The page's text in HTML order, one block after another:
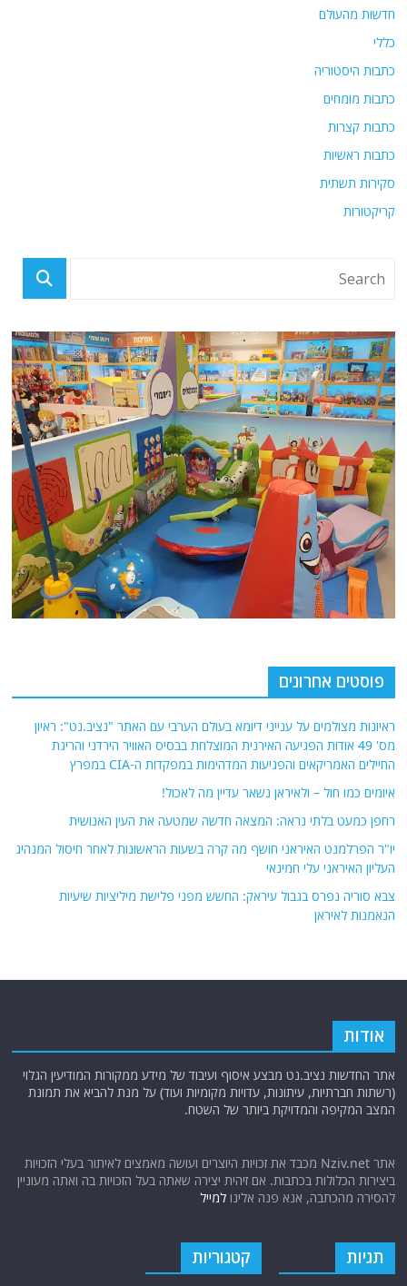
חדשות מהעולם
כללי
כתבות היסטוריה
כתבות מומחים
כתבות קצרות
כתבות ראשיות
סקירות תשתית
קריקטורות
פוסטים אחרונים
ראיונות מצולמים על ענייני דיומא בעולם הערבי עם האתר "נציב.נט": ראיון
מס' 49 אודות הפגיעה האירנית המוצלחת בבסיס האוויר הירדני והריגת
החיילים האמריקאים והפגיעות המדהימות במפקדות ה-CIA במפרץ
איומים כמו חול – ולאיראן נשאר עדיין מה לאכול!
רחפן כמעט בלתי נראה: המצאה חדשה שמטעה את העין האנושית
יו"ר הפרלמנט האיראני חושף מה קרה בשעות הראשונות לאחר חיסול המנהיג
העליון האיראני עלי חמינאי
צבא סוריה נפרס בגבול עיראק: החשש מפני פלישת מיליציות שיעיות
הנאמנות לאיראן
אודות
אתר החדשות נציב.נט מבצע איסוף ועיבוד של מידע ממקורות המודיעין הגלוי
(רשתות חברתיות, עיתונות, עדויות מקומיות ועוד) על מנת להביא את תמונת
המצב המקיפה והמדויקת ביותר של השטח.
אתר Nziv.net מכבד את זכויות היוצרים ועושה מאמצים לאיתור בעלי הזכויות
ביצירות הכלולות בכתבות. אם זיהית יצירה שאתה בעל הזכויות בה ואתה מעוניין
להסירה מהכתבה, אנא פנה אלינולמייל
תגיות קטגוריות